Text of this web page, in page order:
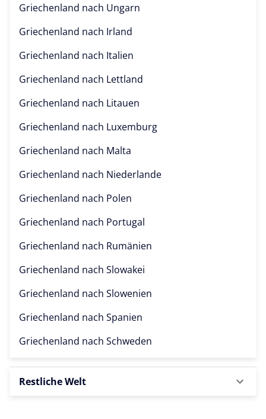
Griechenland nach Ungarn
Griechenland nach Irland
Griechenland nach Italien
Griechenland nach Lettland
Griechenland nach Litauen
Griechenland nach Luxemburg
Griechenland nach Malta
Griechenland nach Niederlande
Griechenland nach Polen
Griechenland nach Portugal
Griechenland nach Rumänien
Griechenland nach Slowakei
Griechenland nach Slowenien
Griechenland nach Spanien
Griechenland nach Schweden
Restliche Welt